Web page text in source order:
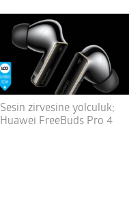
Sesin zirvesine yolculuk;
Huawei FreeBuds Pro 4